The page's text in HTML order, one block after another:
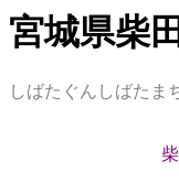
宮城県柴
しばたぐんしばたま